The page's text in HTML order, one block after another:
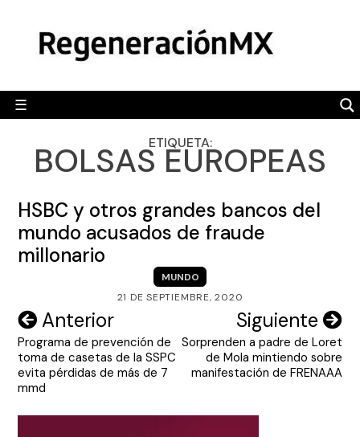
content
☰
POLÍTICA
CAMALEÓN
OPINIÓN
ENGLISH SECTION
ETIQUETA:
BOLSAS EUROPEAS
HSBC y otros grandes bancos del
mundo acusados de fraude
millonario
MUNDO
21 DE SEPTIEMBRE, 2020
Navegación
de
entradas
Anterior
Programa de prevención de
toma de casetas de la SSPC
evita pérdidas de más de 7
mmd
Siguiente
Sorprenden a padre de Loret
de Mola mintiendo sobre
manifestación de FRENAAA